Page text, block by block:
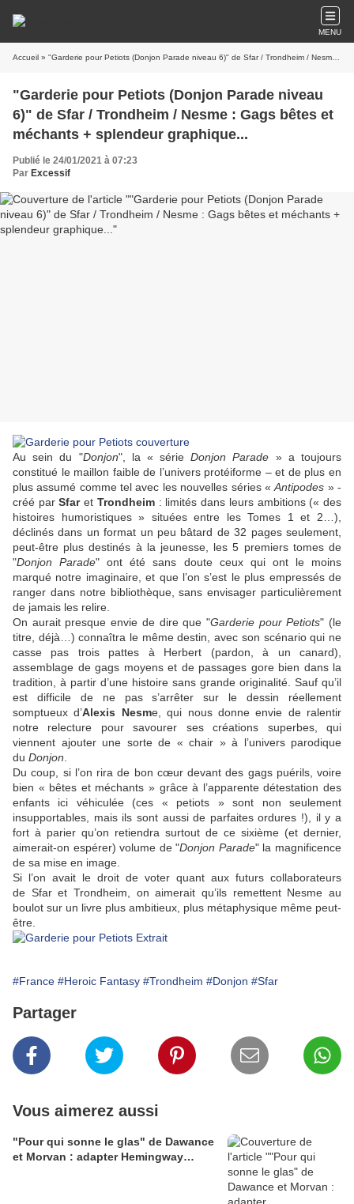
MENU
Accueil » "Garderie pour Petiots (Donjon Parade niveau 6)" de Sfar / Trondheim / Nesme : Gags bêtes et méchants + splendeur graphique...
"Garderie pour Petiots (Donjon Parade niveau
6)" de Sfar / Trondheim / Nesme : Gags bêtes et
méchants + splendeur graphique...
Publié le 24/01/2021 à 07:23
Par Excessif
Au sein du "Donjon", la « sérieDonjon Parade » a toujours
constitué le maillon faible de l’univers protéiforme – et de plus en
plus assumé comme tel avec les nouvelles séries «Antipodes » -
créé parSfar et Trondheim : limités dans leurs ambitions (« des
histoires humoristiques » situées entre les Tomes 1 et 2…),
déclinés dans un format un peu bâtard de 32 pages seulement,
peut-être plus destinés à la jeunesse, les 5 premiers tomes de
"Donjon Parade" ont été sans doute ceux qui ont le moins
marqué notre imaginaire, et que l’on s’est le plus empressés de
ranger dans notre bibliothèque, sans envisager particulièrement
de jamais les relire.
On aurait presque envie de dire que "Garderie pour Petiots" (le
titre, déjà…) connaîtra le même destin, avec son scénario qui ne
casse pas trois pattes à Herbert (pardon, à un canard),
assemblage de gags moyens et de passages gore bien dans la
tradition, à partir d’une histoire sans grande originalité. Sauf qu’il
est difficile de ne pas s’arrêter sur le dessin réellement
somptueux d’Alexis Nesme, qui nous donne envie de ralentir
notre relecture pour savourer ses créations superbes, qui
viennent ajouter une sorte de « chair » à l’univers parodique
du Donjon
Du coup, si l’on rira de bon cœur devant des gags puérils, voire
bien « bêtes et méchants » grâce à l’apparente détestation des
enfants ici véhiculée (ces « petiots » sont non seulement
insupportables, mais ils sont aussi de parfaites ordures !), il y a
fort à parier qu’on retiendra surtout de ce sixième (et dernier,
aimerait-on espérer) volume de "Donjon Parade" la magnificence
de sa mise en image.
Si l’on avait le droit de voter quant aux futurs collaborateurs
de SfaretTrondheim , on aimerait qu’ils remettent Nesme au
boulot sur un livre plus ambitieux, plus métaphysique même peut-
être.
#France #Heroic Fantasy #Trondheim #Donjon #Sfar
Partager
Vous aimerez aussi
"Pour qui sonne le glas" de Dawance
et Morvan : adapter Hemingway…